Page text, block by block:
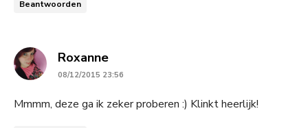
Beantwoorden
Roxannesays:
08/12/2015 23:56
Mmmm, deze ga ik zeker proberen :) Klinkt heerlijk!